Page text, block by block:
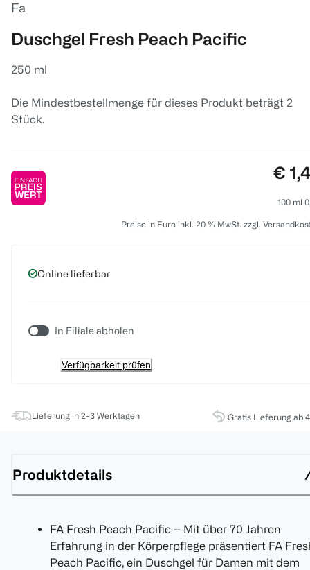
Fa
Duschgel Fresh Peach Pacific
250 ml
Die Mindestbestellmenge für dieses Produkt beträgt 2
Stück.
€
100 ml
Preise in Euro inkl. 20 % MwSt. zzgl.
Online lieferbar
In Filiale abholen
Verfügbarkeit prüfen
Lieferung in 2-3 Werktagen Gratis Lieferung ab
Produktdetails
FA Fresh Peach Pacific – Mit über 70 Jahren
Erfahrung in der Körperpflege präsentiert FA
Peach Pacific, ein Duschgel für Damen mit dem